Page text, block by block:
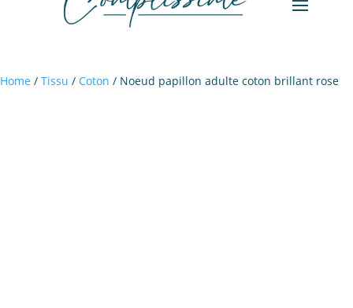
Home / Tissu / Coton / Noeud papillon adulte coton brillant rose